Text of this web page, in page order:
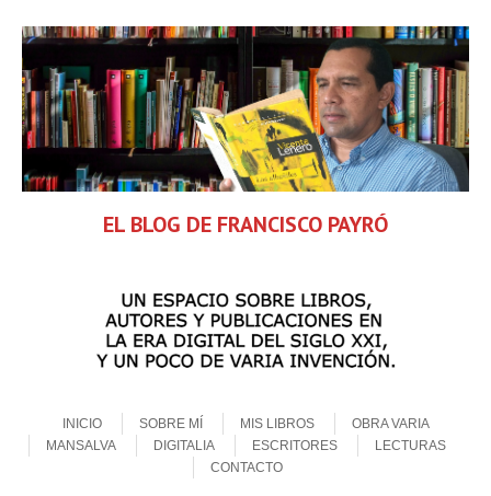
EL BLOG DE FRANCISCO PAYRÓ
MenuINICIO
SOBRE MÍ MIS LIBROS
OBRA VARIA
MANSALVA
DIGITALIA ESCRITORES
LECTURAS
CONTACTO